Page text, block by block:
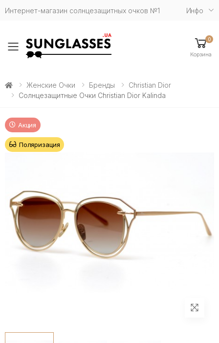
Интернет-магазин солнцезащитных очков №1 Инфо
Toggle mobile menu
0
Корзина
Женские Очки Бренды
Christian Dior
Солнцезащитные Очки Christian Dior Kalinda
Акция
Поляризация